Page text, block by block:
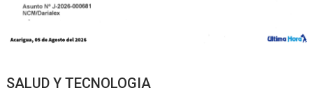
SALUD Y TECNOLOGIA